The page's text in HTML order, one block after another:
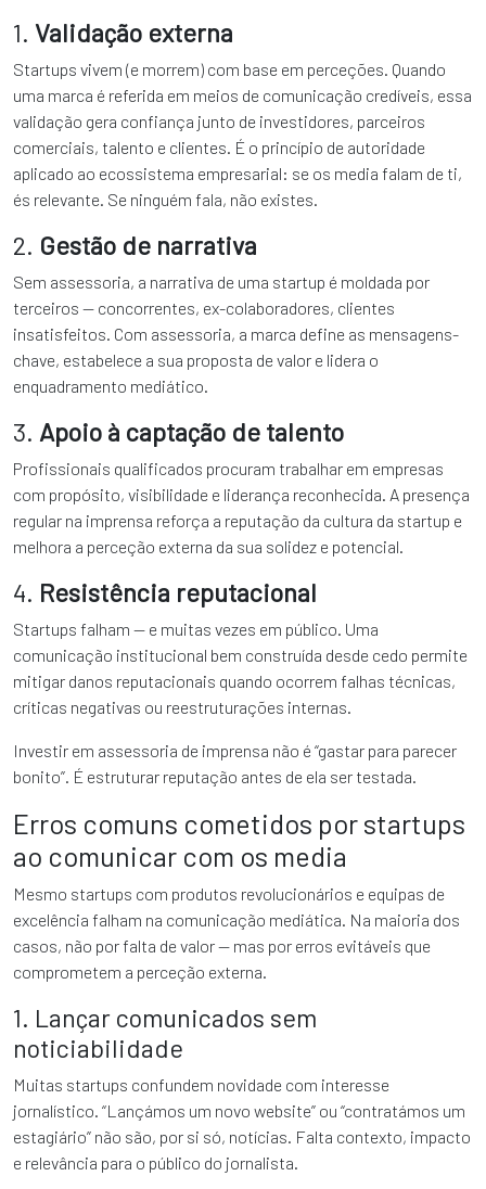
1. Validação externa
Startups vivem (e morrem) com base em perceções. Quando
uma marca é referida em meios de comunicação credíveis, essa
validação gera confiança junto de investidores, parceiros
comerciais, talento e clientes. É o princípio de autoridade
aplicado ao ecossistema empresarial: se os media falam de ti,
és relevante. Se ninguém fala, não existes.
2. Gestão de narrativa
Sem assessoria, a narrativa de uma startup é moldada por
terceiros — concorrentes, ex-colaboradores, clientes
insatisfeitos. Com assessoria, a marca define as mensagens-
chave, estabelece a sua proposta de valor e lidera o
enquadramento mediático.
3. Apoio à captação de talento
Profissionais qualificados procuram trabalhar em empresas
com propósito, visibilidade e liderança reconhecida. A presença
regular na imprensa reforça a reputação da cultura da startup e
melhora a perceção externa da sua solidez e potencial.
4. Resistência reputacional
Startups falham — e muitas vezes em público. Uma
comunicação institucional bem construída desde cedo permite
mitigar danos reputacionais quando ocorrem falhas técnicas,
críticas negativas ou reestruturações internas.
Investir em assessoria de imprensa não é “gastar para parecer
bonito”. É estruturar reputação antes de ela ser testada.
Erros comuns cometidos por startups
ao comunicar com os media
Mesmo startups com produtos revolucionários e equipas de
excelência falham na comunicação mediática. Na maioria dos
casos, não por falta de valor — mas por erros evitáveis que
comprometem a perceção externa.
1. Lançar comunicados sem
noticiabilidade
Muitas startups confundem novidade com interesse
jornalístico. “Lançámos um novo website” ou “contratámos um
estagiário” não são, por si só, notícias. Falta contexto, impacto
e relevância para o público do jornalista.